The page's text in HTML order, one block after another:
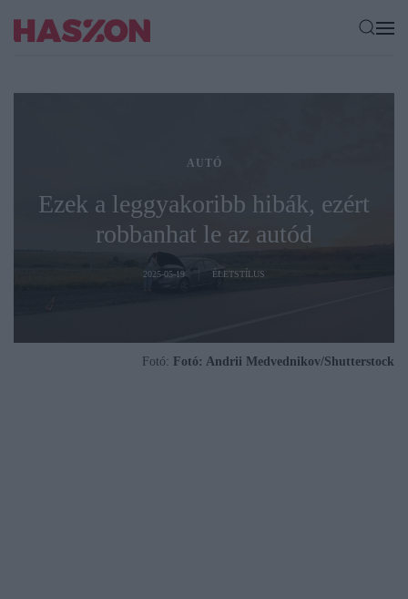
AUTÓ
Ezek a leggyakoribb hibák, ezért
robbanhat le az autód
2025-05-19 ÉLETSTÍLUS
Fotó: Fotó: Andrii Medvednikov/Shutterstock